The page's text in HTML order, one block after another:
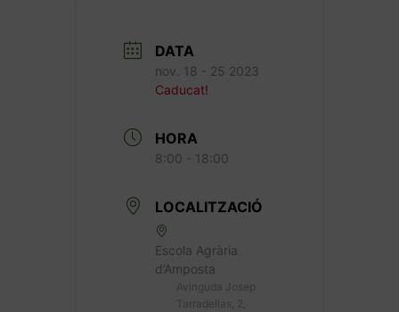
DATA
nov. 18 - 25 2023
Caducat!
HORA
8:00 - 18:00
LOCALITZACIÓ
Escola Agrària
d’Amposta
Avinguda Josep
Tarradellas, 2,